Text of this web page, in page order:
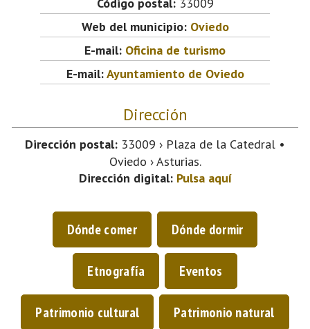
Web del municipio: Oviedo
E-mail: Oficina de turismo
E-mail:Ayuntamiento de Oviedo
Dirección
Dirección postal: 33009 › Plaza de la Catedral •
Oviedo › Asturias.
Dirección digital: Pulsa aquí
Dónde comer Dónde dormir
Etnografía Eventos
Patrimonio cultural Patrimonio natural